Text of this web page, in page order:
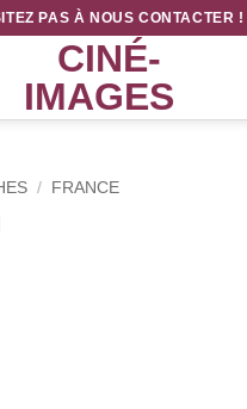
PAS À NOUS CONTACTER !
/ FRANCE